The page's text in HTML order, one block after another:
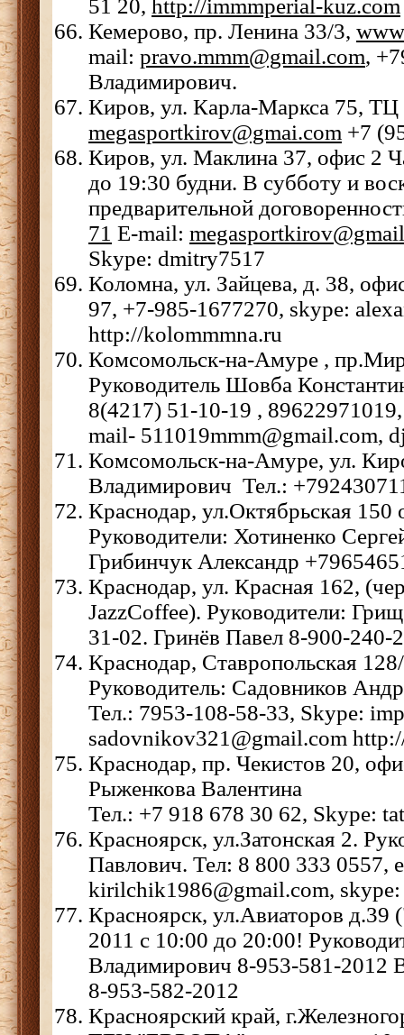
51 20, http://immmperial-kuz.com
Кемерово, пр. Ленина 33/3,
mail: pravo.mmm@gmail.com,
Владимирович.
Киров, ул. Карла-Маркса 75,
megasportkirov@gmai.com +7
Киров, ул. Маклина 37, офис 2
до 19:30 будни. В субботу и
предварительной
71 E-mail:
Skype: dmitry7517
Коломна, ул. Зайцева, д. 38,
97, +7-985-1677270, skype:
http://kolommmna.ru
Комсомольск-на-Амуре ,
Руководитель Шовба
8(4217) 51-10-19 ,
mail- 511019mmm@gmail.com,
Комсомольск-на-Амуре, ул.
Владимирович Тел.:
Краснодар, ул.Октябрьская 150
Руководители: Хотиненко
Грибинчук Александр
Краснодар, ул. Красная 162,
JazzCoffee). Руководители:
31-02. Гринёв Павел 8-900-240-
Краснодар, Ставропольская
Руководитель: Садовников
Тел.: 7953-108-58-33, Skype:
sadovnikov321@gmail.com
Краснодар, пр. Чекистов 20,
Рыженкова Валентина
Тел.: +7 918 678 30 62, Skype:
Красноярск, ул.Затонская 2.
Павлович. Тел: 8 800 333 0557,
kirilchik1986@gmail.com,
Красноярск, ул.Авиаторов
2011 с 10:00 до 20:00!
Владимирович 8-953-581-2012
8-953-582-2012
Красноярский край,